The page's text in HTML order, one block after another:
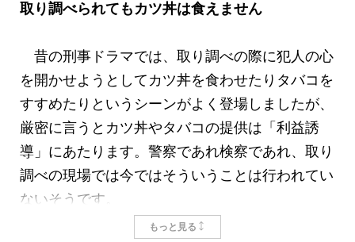
取り調べられてもカツ丼は食えません
昔の刑事ドラマでは、取り調べの際に犯人の心
を開かせようとしてカツ丼を食わせたりタバコを
すすめたりというシーンがよく登場しましたが、
厳密に言うとカツ丼やタバコの提供は「利益誘
導」にあたります。警察であれ検察であれ、取り
調べの現場では今ではそういうことは行われてい
ないそうです。
しかし、取り調べの際に検察が駆使する、違法
もっと見る